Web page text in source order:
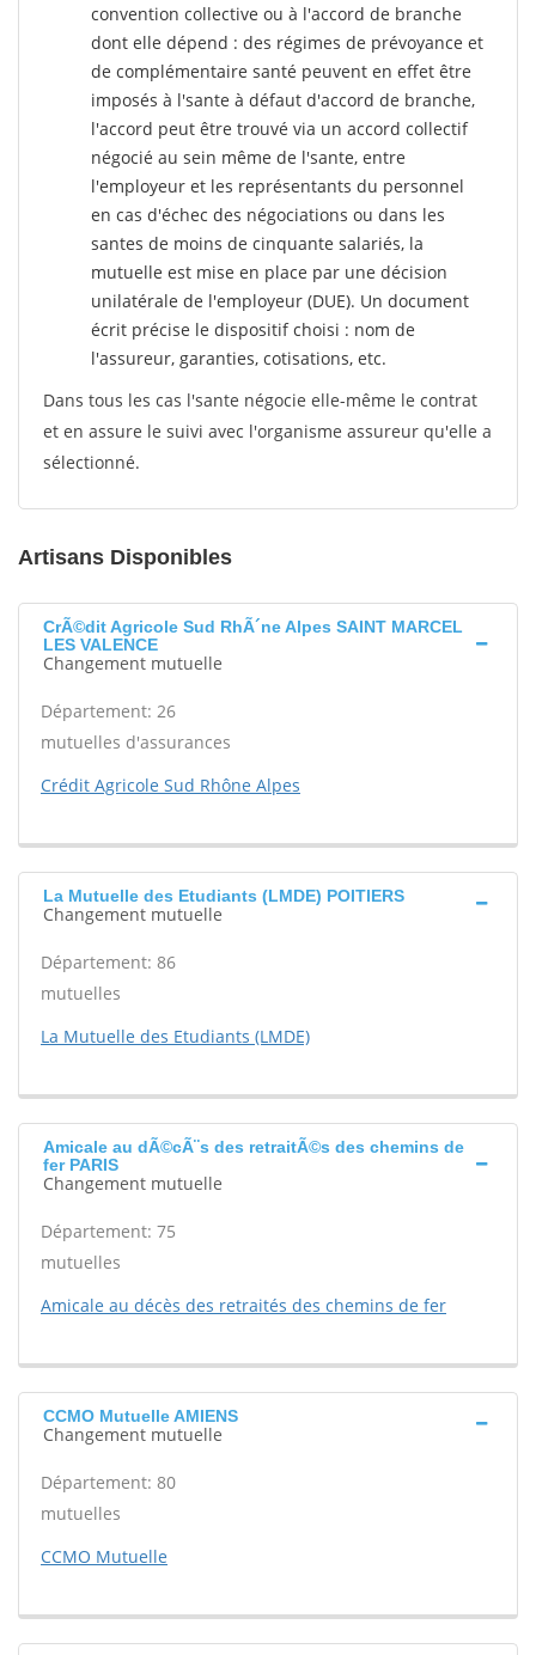
convention collective ou à l'accord de branche
dont elle dépend : des régimes de prévoyance et
de complémentaire santé peuvent en effet être
imposés à l'sante à défaut d'accord de branche,
l'accord peut être trouvé via un accord collectif
négocié au sein même de l'sante, entre
l'employeur et les représentants du personnel
en cas d'échec des négociations ou dans les
santes de moins de cinquante salariés, la
mutuelle est mise en place par une décision
unilatérale de l'employeur (DUE). Un document
écrit précise le dispositif choisi : nom de
l'assureur, garanties, cotisations, etc.
Dans tous les cas l'sante négocie elle-même le contrat
et en assure le suivi avec l'organisme assureur qu'elle a
sélectionné.
Artisans Disponibles
CrÃ©dit Agricole Sud RhÃ´ne Alpes SAINT MARCEL
LES VALENCE
Changement mutuelle
Département: 26
mutuelles d'assurances
Crédit Agricole Sud Rhône Alpes
La Mutuelle des Etudiants (LMDE) POITIERS
Changement mutuelle
Département: 86
mutuelles
La Mutuelle des Etudiants (LMDE)
Amicale au dÃ©cÃ¨s des retraitÃ©s des chemins de
fer PARIS
Changement mutuelle
Département: 75
mutuelles
Amicale au décès des retraités des chemins de fer
CCMO Mutuelle AMIENS
Changement mutuelle
Département: 80
mutuelles
CCMO Mutuelle